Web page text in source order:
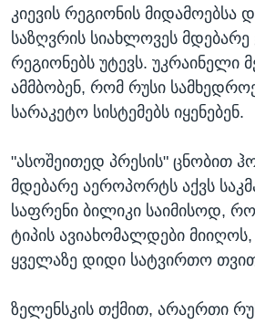
კიევის რეგიონის მიდამოებსა
საზღვრის სიახლოვეს მდებარე
რეგიონებს უტევს. უკრაინელი
ამმბობენ, რომ რუსი
სარაკეტო სისტემებს იყენებენ.
"ასოშეითედ პრესის" ცნობით
მდებარე აეროპორტს აქვს
საფრენი ბილიკი საიმისოდ,
ტიპის ავიახომალდები
ყველაზე დიდი სატვირთო
ზელენსკის თქმით, არაერთი